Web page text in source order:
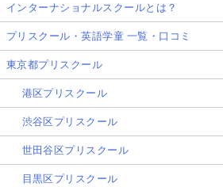
インターナショナルスクールとは？
プリスクール・英語学童 一覧・口コミ
東京都プリスクール
港区プリスクール
渋谷区プリスクール
世田谷区プリスクール
目黒区プリスクール